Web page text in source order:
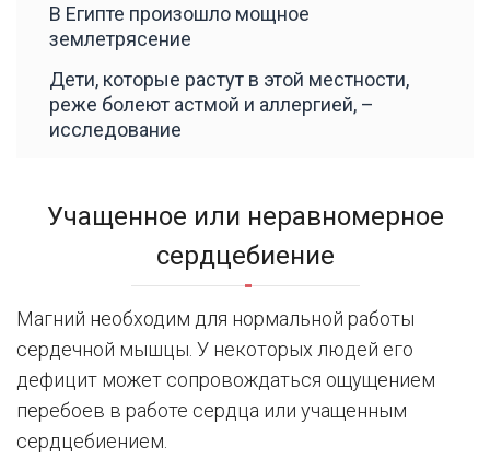
В Египте произошло мощное
землетрясение
Дети, которые растут в этой местности,
реже болеют астмой и аллергией, –
исследование
Учащенное или неравномерное
сердцебиение
Магний необходим для нормальной работы
сердечной мышцы. У некоторых людей его
дефицит может сопровождаться ощущением
перебоев в работе сердца или учащенным
сердцебиением.